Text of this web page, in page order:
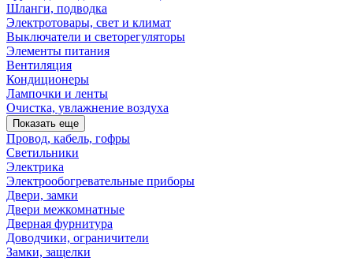
Шланги, подводка
Электротовары, свет и климат
Выключатели и светорегуляторы
Элементы питания
Вентиляция
Кондиционеры
Лампочки и ленты
Очистка, увлажнение воздуха
Показать еще
Провод, кабель, гофры
Светильники
Электрика
Электрообогревательные приборы
Двери, замки
Двери межкомнатные
Дверная фурнитура
Доводчики, ограничители
Замки, защелки